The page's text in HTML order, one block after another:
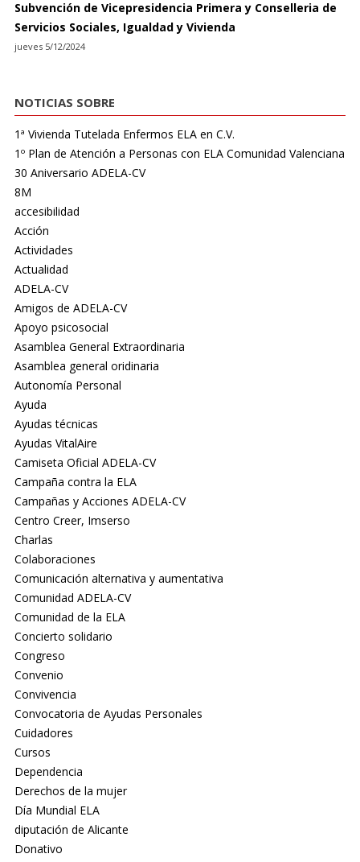
Subvención de Vicepresidencia Primera y Conselleria de
Servicios Sociales, Igualdad y Vivienda
jueves 5/12/2024
NOTICIAS SOBRE
1ª Vivienda Tutelada Enfermos ELA en C.V.
1º Plan de Atención a Personas con ELA Comunidad Valenciana
30 Aniversario ADELA-CV
8M
accesibilidad
Acción
Actividades
Actualidad
ADELA-CV
Amigos de ADELA-CV
Apoyo psicosocial
Asamblea General Extraordinaria
Asamblea general oridinaria
Autonomía Personal
Ayuda
Ayudas técnicas
Ayudas VitalAire
Camiseta Oficial ADELA-CV
Campaña contra la ELA
Campañas y Acciones ADELA-CV
Centro Creer, Imserso
Charlas
Colaboraciones
Comunicación alternativa y aumentativa
Comunidad ADELA-CV
Comunidad de la ELA
Concierto solidario
Congreso
Convenio
Convivencia
Convocatoria de Ayudas Personales
Cuidadores
Cursos
Dependencia
Derechos de la mujer
Día Mundial ELA
diputación de Alicante
Donativo